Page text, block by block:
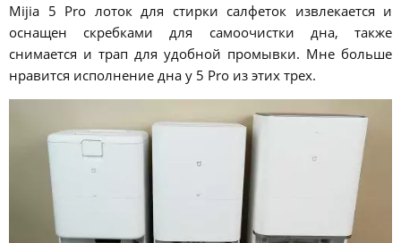
Mijia 5 Pro лоток для стирки салфеток извлекается и
оснащен скребками для самоочистки дна, также
снимается и трап для удобной промывки. Мне больше
нравится исполнение дна у 5 Pro из этих трех.